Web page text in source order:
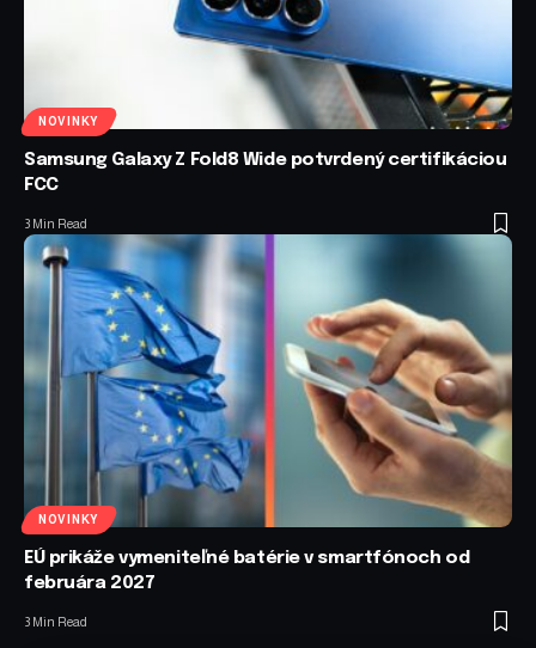
NOVINKY
Samsung Galaxy Z Fold8 Wide potvrdený certifikáciou
FCC
3 Min Read
NOVINKY
EÚ prikáže vymeniteľné batérie v smartfónoch od
februára 2027
3 Min Read